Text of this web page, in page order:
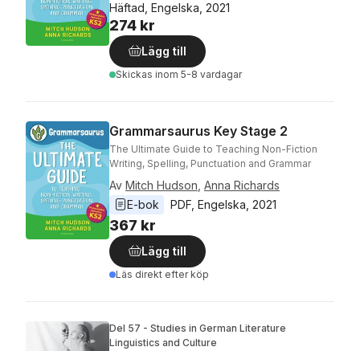
Häftad, Engelska, 2021
274 kr
Lägg till
Skickas inom 5-8 vardagar
Grammarsaurus Key Stage 2
The Ultimate Guide to Teaching Non-Fiction
Writing, Spelling, Punctuation and Grammar
Av Mitch Hudson Anna Richards
E-bok
PDF Engelska 2021
367 kr
Lägg till
Läs direkt efter köp
Del 57 - Studies in German Literature
Linguistics and Culture